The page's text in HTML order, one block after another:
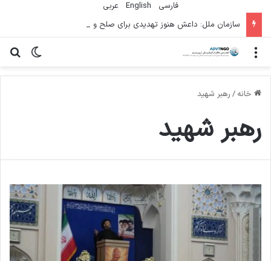
فارسی English
عربي
تغییر منو
خانه / رهبر شهید
رهبر شهید